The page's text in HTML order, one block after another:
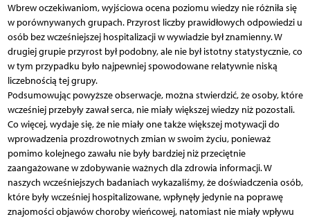
Wbrew oczekiwaniom, wyjściowa ocena poziomu wiedzy nie różniła się
w porównywanych grupach. Przyrost liczby prawidłowych odpowiedzi u
osób bez wcześniejszej hospitalizacji w wywiadzie był znamienny. W
drugiej grupie przyrost był podobny, ale nie był istotny statystycznie, co
w tym przypadku było najpewniej spowodowane relatywnie niską
liczebnością tej grupy.
Podsumowując powyższe obserwacje, można stwierdzić, że osoby, które
wcześniej przebyły zawał serca, nie miały większej wiedzy niż pozostali.
Co więcej, wydaje się, że nie miały one także większej motywacji do
wprowadzenia prozdrowotnych zmian w swoim życiu, ponieważ
pomimo kolejnego zawału nie były bardziej niż przeciętnie
zaangażowane w zdobywanie ważnych dla zdrowia informacji. W
naszych wcześniejszych badaniach wykazaliśmy, że doświadczenia osób,
które były wcześniej hospitalizowane, wpłynęły jedynie na poprawę
znajomości objawów choroby wieńcowej, natomiast nie miały wpływu